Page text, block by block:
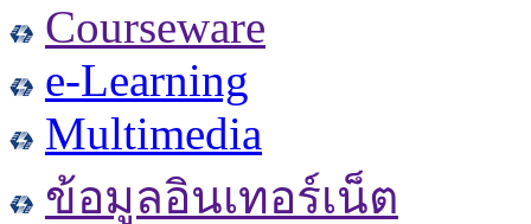
Courseware
e-Learning
Multimedia
ข้อมูลอินเทอร์เน็ต